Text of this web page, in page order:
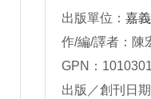
年度
出版單位： 嘉
作/編/譯者：陳
GPN：
出版／創刊日